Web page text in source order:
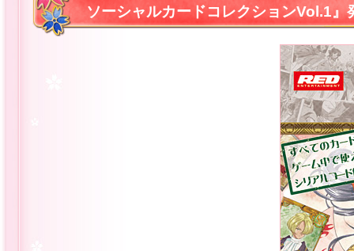
ソーシャルカードコレクションVol.1』